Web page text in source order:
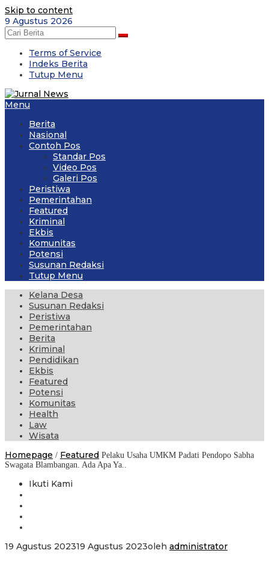
Skip to content
9 Agustus 2026
Terms of Service
Indeks Berita
Tutup Menu
Menu
Berita
Nasional
Contoh Pos
Standar Pos
Video Pos
Galeri Pos
Peristiwa
Pemerintahan
Featured
Kriminal
Ekbis
Komunitas
Potensi
Susunan Redaksi
Tutup Menu
Kelana Desa
Susunan Redaksi
Peristiwa
Pemerintahan
Berita
Kriminal
Pendidikan
Ekbis
Featured
Potensi
Komunitas
Health
Law
Wisata
Homepage / Featured Pelaku Usaha UMKM Padati Pendopo Sabha
Swagata Blambangan. Ada Apa Ya..
Ikuti Kami
19 Agustus 202319 Agustus 2023oleh administrator